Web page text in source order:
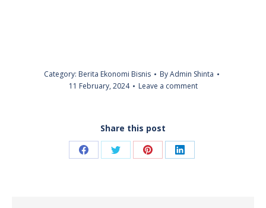
Category: Berita Ekonomi Bisnis ByAdmin Shinta
11 February, 2024
Leave a comment
Share this post
Share Share Share Share